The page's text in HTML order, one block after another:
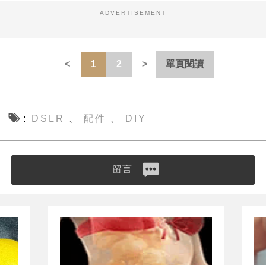
ADVERTISEMENT
1 2 單頁閱讀
DSLR 配件 DIY
留言